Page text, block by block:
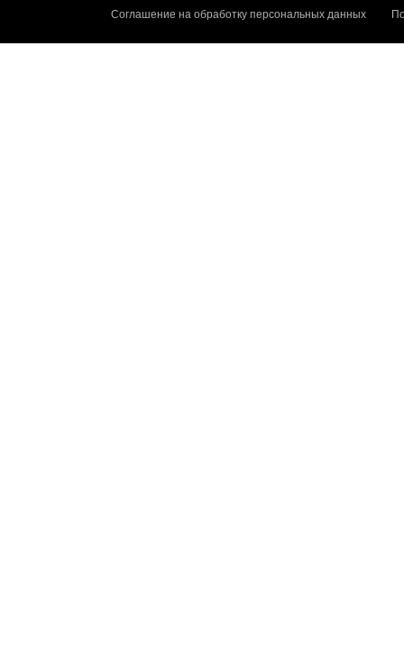
Соглашение на обработку персональных данных